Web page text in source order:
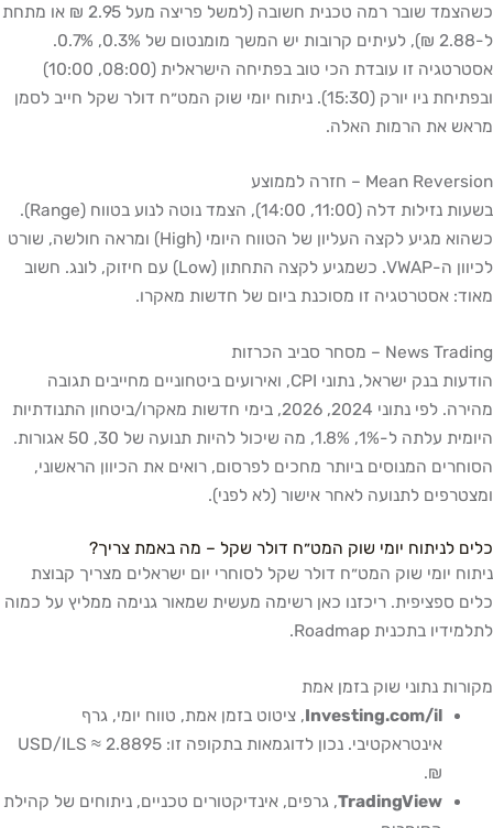
כשהצמד שובר רמה טכנית חשובה (למשל פריצה מעל 2.95 ₪ או מתחת
ל-2.88 ₪), לעיתים קרובות יש המשך מומנטום של 0.3%, 0.7%.
אסטרטגיה זו עובדת הכי טוב בפתיחה הישראלית (08:00, 10:00)
ובפתיחת ניו יורק (15:30). ניתוח יומי שוק המט״ח דולר שקל חייב לסמן
מראש את הרמות האלה.
Mean Reversion – חזרה לממוצע
בשעות נזילות דלה (11:00, 14:00), הצמד נוטה לנוע בטווח (Range).
כשהוא מגיע לקצה העליון של הטווח היומי (High) ומראה חולשה, שורט
לכיוון ה-VWAP. כשמגיע לקצה התחתון (Low) עם חיזוק, לונג. חשוב
מאוד: אסטרטגיה זו מסוכנת ביום של חדשות מאקרו.
News Trading – מסחר סביב הכרזות
הודעות בנק ישראל, נתוני CPI, ואירועים ביטחוניים מחייבים תגובה
מהירה. לפי נתוני 2024, 2026, בימי חדשות מאקרו/ביטחון התנודתיות
היומית עלתה ל-1%, 1.8%, מה שיכול להיות תנועה של 30, 50 אגורות.
הסוחרים המנוסים ביותר מחכים לפרסום, רואים את הכיוון הראשוני,
ומצטרפים לתנועה לאחר אישור (לא לפני).
כלים לניתוח יומי שוק המט״ח דולר שקל – מה באמת צריך?
ניתוח יומי שוק המט״ח דולר שקל לסוחרי יום ישראלים מצריך קבוצת
כלים ספציפית. ריכזנו כאן רשימה מעשית שמאור גנימה ממליץ על כמוה
לתלמידיו בתכנית Roadmap.
מקורות נתוני שוק בזמן אמת
Investing.com/il, ציטוט בזמן אמת, טווח יומי, גרף
אינטראקטיבי. נכון לדוגמאות בתקופה זו: USD/ILS ≈ 2.8895
₪.
TradingView, גרפים, אינדיקטורים טכניים, ניתוחים של קהילת